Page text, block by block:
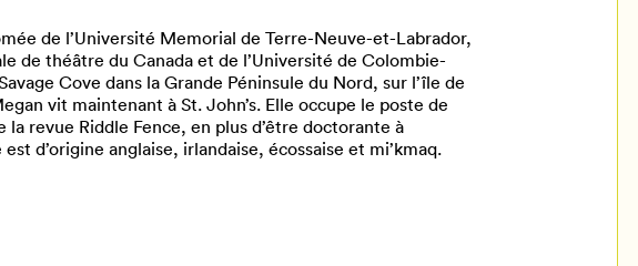
de l’Université Memorial de Terre-Neuve-et-Labrador,
de théâtre du Canada et de l’Université de Colombie-
Cove dans la Grande Péninsule du Nord, sur l’île de
vit maintenant à St. John’s. Elle occupe le poste de
revue Riddle Fence, en plus d’être doctorante à
d’origine anglaise, irlandaise, écossaise et mi’kmaq.